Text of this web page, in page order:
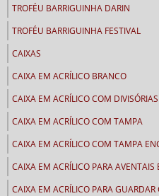
TROFÉU BARRIGUINHA DARIN
TROFÉU BARRIGUINHA FESTIVAL
CAIXAS
CAIXA EM ACRÍLICO BRANCO
CAIXA EM ACRÍLICO COM DIVISÓRIAS
CAIXA EM ACRÍLICO COM TAMPA
CAIXA EM ACRÍLICO COM TAMPA
CAIXA EM ACRÍLICO PARA AVENTAIS
CAIXA EM ACRÍLICO PARA GUARDAR